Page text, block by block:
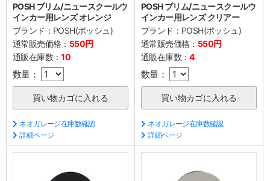
POSH ブリム/ニュースクールウ
インカー用レンズ オレンジ
ブランド： POSH(ポッシュ)
通常販売価格： 550円
通販在庫数：10
数量：
ネオガレージ在庫数確認
詳細ページ
POSH ブリム/ニュースクールウ
インカー用レンズ クリアー
ブランド： POSH(ポッシュ)
通常販売価格： 550円
通販在庫数：4
数量：
ネオガレージ在庫数確認
詳細ページ